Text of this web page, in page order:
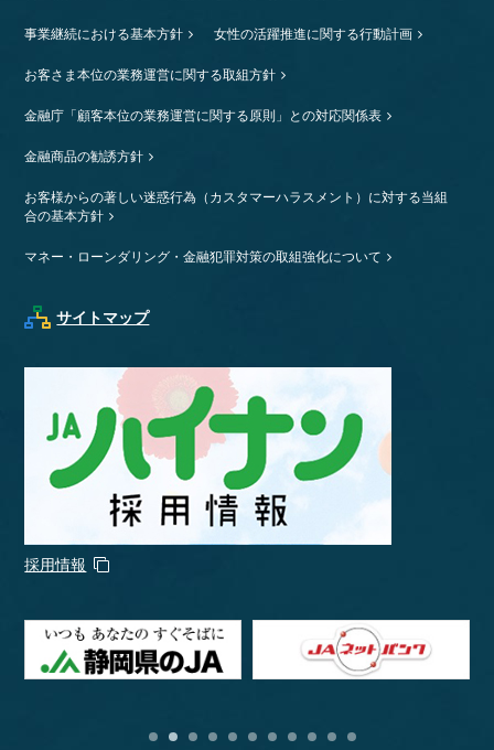
事業継続における基本方針 女性の活躍推進に関する行動計画
お客さま本位の業務運営に関する取組方針
金融庁「顧客本位の業務運営に関する原則」との対応関係表
金融商品の勧誘方針
お客様からの著しい迷惑行為（カスタマーハラスメント）に対する当組
合の基本方針
マネー・ローンダリング・金融犯罪対策の取組強化について
サイトマップ
採用情報